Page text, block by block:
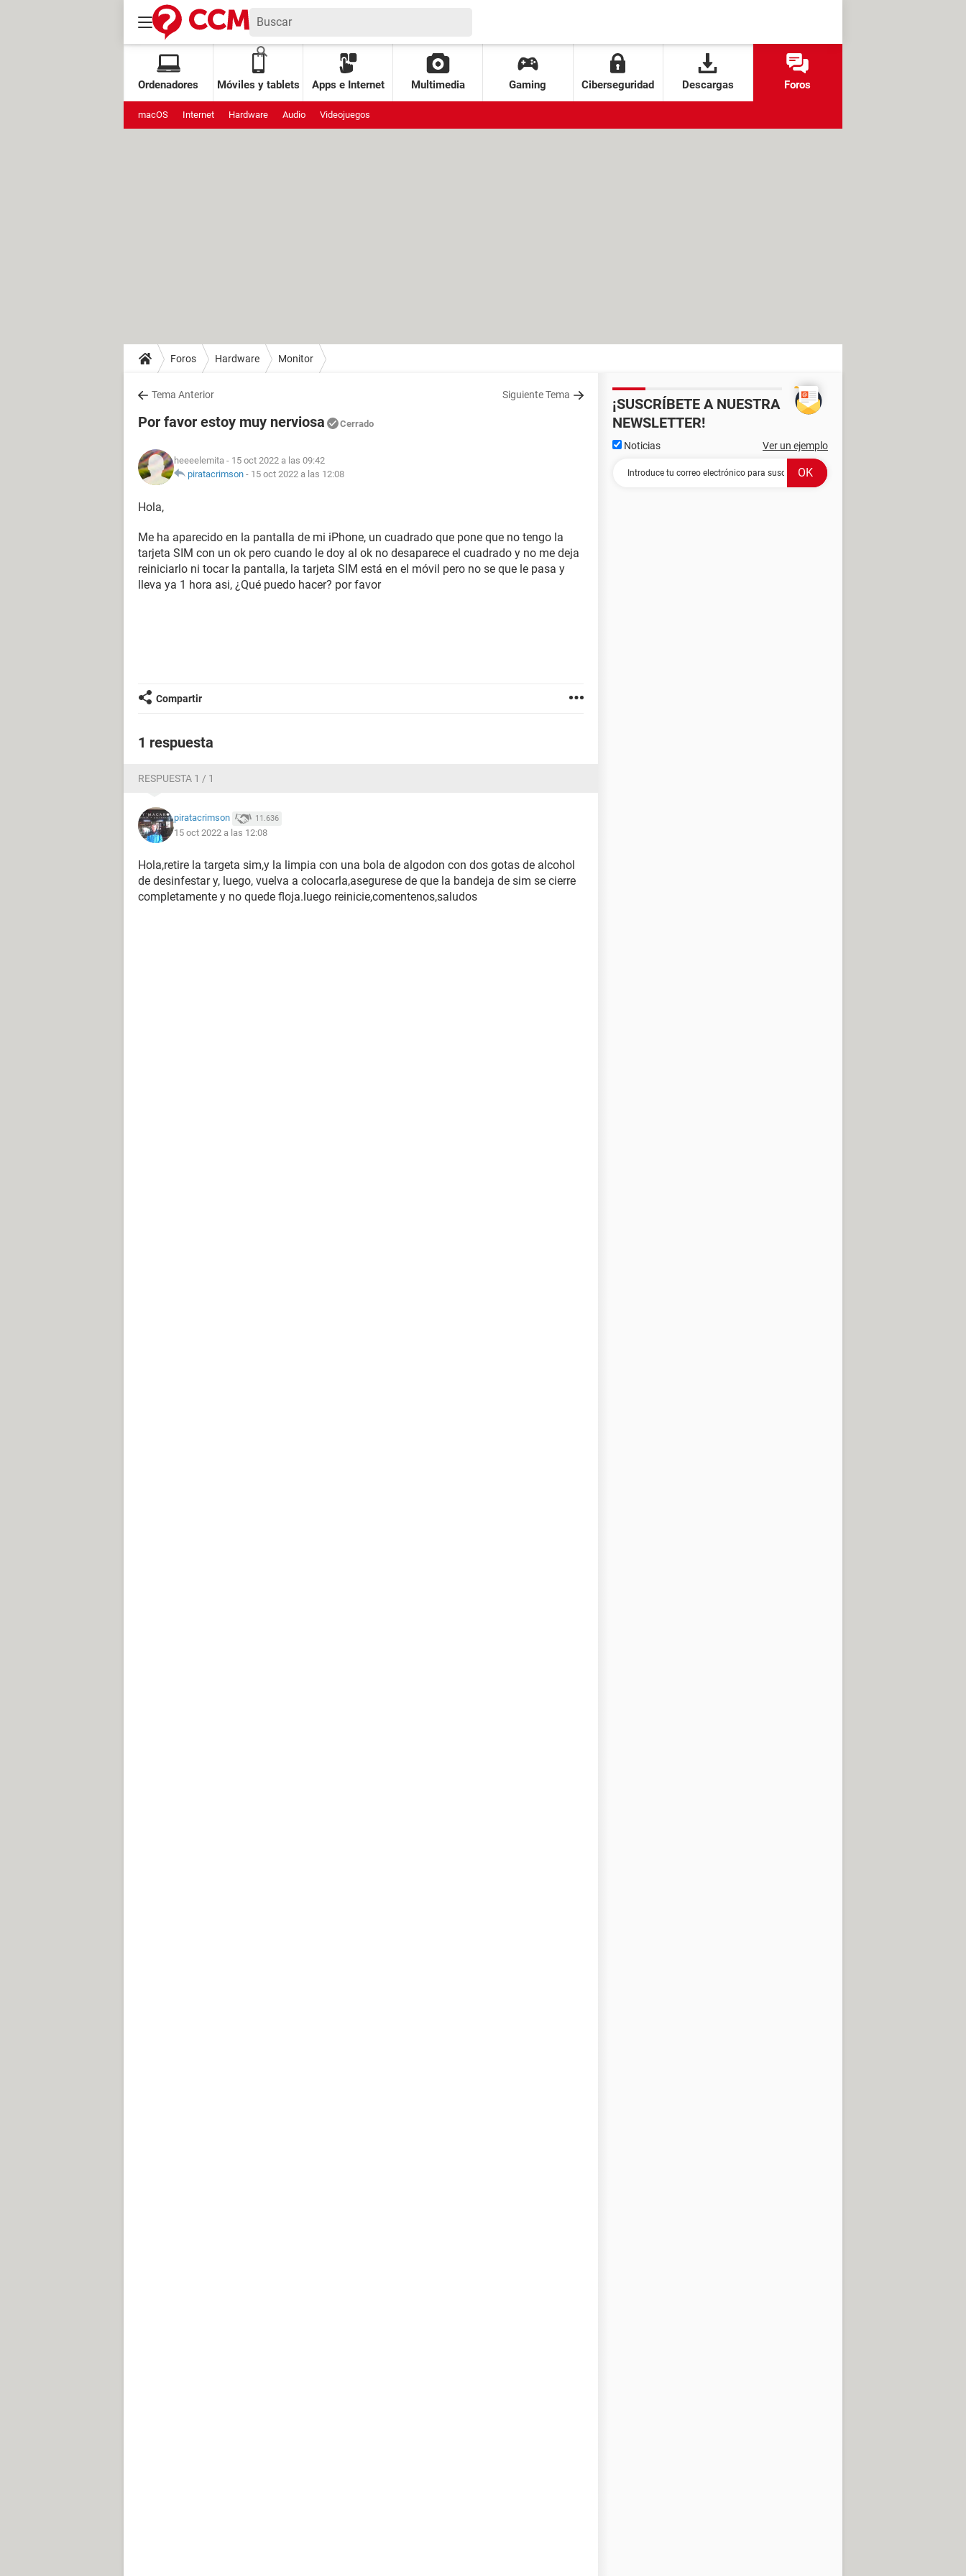
Ordenadores Móviles y tablets Apps e Internet Multimedia Gaming Ciberseguridad Descargas Foros
macOS Internet Hardware Audio Videojuegos
Foros Hardware Monitor
Tema Anterior Siguiente Tema
Por favor estoy muy nerviosa Cerrado
heeeelemita - 15 oct 2022 a las 09:42
piratacrimson - 15 oct 2022 a las 12:08
Hola,
Me ha aparecido en la pantalla de mi iPhone, un cuadrado que pone que no tengo la
tarjeta SIM con un ok pero cuando le doy al ok no desaparece el cuadrado y no me deja
reiniciarlo ni tocar la pantalla, la tarjeta SIM está en el móvil pero no se que le pasa y
lleva ya 1 hora asi, ¿Qué puedo hacer? por favor
Compartir
1 respuesta
RESPUESTA 1 / 1
piratacrimson 11.636
15 oct 2022 a las 12:08
Hola,retire la targeta sim,y la limpia con una bola de algodon con dos gotas de alcohol
de desinfestar y, luego, vuelva a colocarla,asegurese de que la bandeja de sim se cierre
completamente y no quede floja.luego reinicie,comentenos,saludos
¡SUSCRÍBETE A NUESTRA
NEWSLETTER!
Noticias Ver un ejemplo